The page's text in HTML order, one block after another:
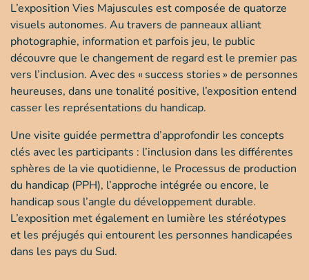
L’exposition Vies Majuscules est composée de quatorze
visuels autonomes. Au travers de panneaux alliant
photographie, information et parfois jeu, le public
découvre que le changement de regard est le premier pas
vers l’inclusion. Avec des « success stories » de personnes
heureuses, dans une tonalité positive, l’exposition entend
casser les représentations du handicap.
Une visite guidée permettra d’approfondir les concepts
clés avec les participants : l’inclusion dans les différentes
sphères de la vie quotidienne, le Processus de production
du handicap (PPH), l’approche intégrée ou encore, le
handicap sous l’angle du développement durable.
L’exposition met également en lumière les stéréotypes
et les préjugés qui entourent les personnes handicapées
dans les pays du Sud.